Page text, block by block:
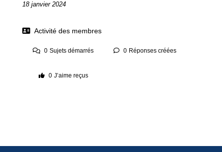
18 janvier 2024
Activité des membres
0 Sujets démarrés 0 Réponses créées
0 J’aime reçus